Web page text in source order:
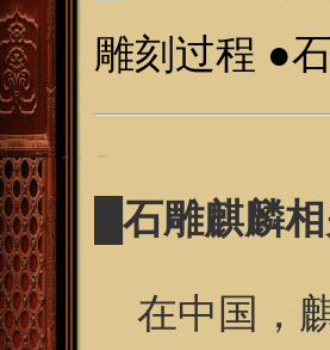
雕刻过程 ●
石雕麒麟
在中国，